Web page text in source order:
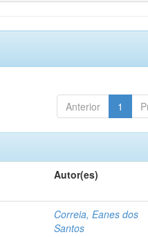
Anterior 1
Autor(es)
Correia, Eanes dos
Santos